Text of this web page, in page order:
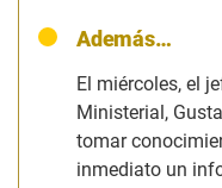
Además…
El miércoles, el
Ministerial,
tomar
inmediato un